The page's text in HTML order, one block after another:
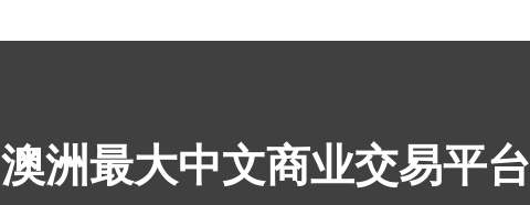
​澳洲最大中文商业交易平台